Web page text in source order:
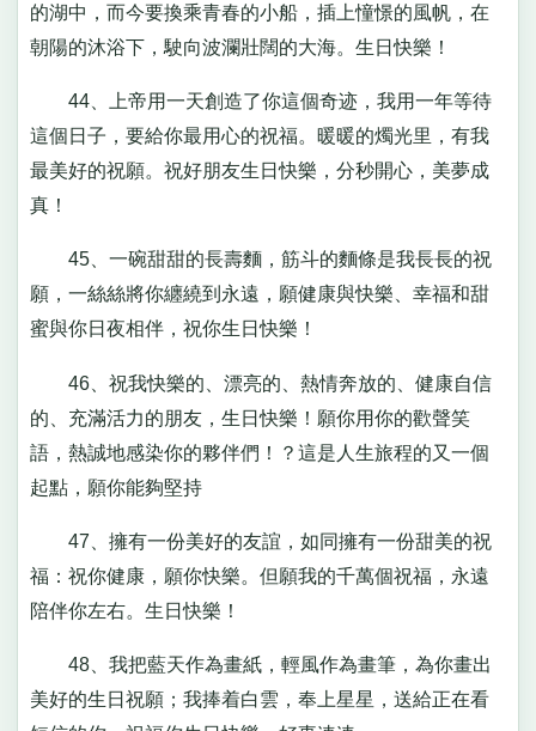
的湖中，而今要換乘青春的小船，插上憧憬的風帆，在
朝陽的沐浴下，駛向波瀾壯闊的大海。生日快樂！
44、上帝用一天創造了你這個奇迹，我用一年等待
這個日子，要給你最用心的祝福。暖暖的燭光里，有我
最美好的祝願。祝好朋友生日快樂，分秒開心，美夢成
真！
45、一碗甜甜的長壽麵，筋斗的麵條是我長長的祝
願，一絲絲將你纏繞到永遠，願健康與快樂、幸福和甜
蜜與你日夜相伴，祝你生日快樂！
46、祝我快樂的、漂亮的、熱情奔放的、健康自信
的、充滿活力的朋友，生日快樂！願你用你的歡聲笑
語，熱誠地感染你的夥伴們！？這是人生旅程的又一個
起點，願你能夠堅持
47、擁有一份美好的友誼，如同擁有一份甜美的祝
福：祝你健康，願你快樂。但願我的千萬個祝福，永遠
陪伴你左右。生日快樂！
48、我把藍天作為畫紙，輕風作為畫筆，為你畫出
美好的生日祝願；我捧着白雲，奉上星星，送給正在看